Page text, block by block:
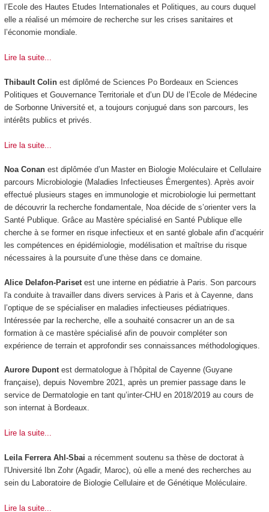
l’Ecole des Hautes Etudes Internationales et Politiques, au cours duquel
elle a réalisé un mémoire de recherche sur les crises sanitaires et
l’économie mondiale.
Lire la suite...
Thibault Colin est diplômé de Sciences Po Bordeaux en Sciences
Politiques et Gouvernance Territoriale et d’un DU de l’Ecole de Médecine
de Sorbonne Université et, a toujours conjugué dans son parcours, les
intérêts publics et privés.
Lire la suite...
Noa Conanest diplômée d’un Master en Biologie Moléculaire et Cellulaire
parcours Microbiologie (Maladies Infectieuses Émergentes). Après avoir
effectué plusieurs stages en immunologie et microbiologie lui permettant
de découvrir la recherche fondamentale, Noa décide de s’orienter vers la
Santé Publique. Grâce au Mastère spécialisé en Santé Publique elle
cherche à se former en risque infectieux et en santé globale afin d’acquérir
les compétences en épidémiologie, modélisation et maîtrise du risque
nécessaires à la poursuite d’une thèse dans ce domaine.
Alice Delafon-Pariset est une interne en pédiatrie à Paris. Son parcours
l'a conduite à travailler dans divers services à Paris et à Cayenne, dans
l’optique de se spécialiser en maladies infectieuses pédiatriques.
Intéressée par la recherche, elle a souhaité consacrer un an de sa
formation à ce mastère spécialisé afin de pouvoir compléter son
expérience de terrain et approfondir ses connaissances méthodologiques.
Aurore Dupont est dermatologue à l’hôpital de Cayenne (Guyane
française), depuis Novembre 2021, après un premier passage dans le
service de Dermatologie en tant qu’inter-CHU en 2018/2019 au cours de
son internat à Bordeaux.
Lire la suite...
Leila Ferrera Ahl-Sbai a récemment soutenu sa thèse de doctorat à
l'Université Ibn Zohr (Agadir, Maroc), où elle a mené des recherches au
sein du Laboratoire de Biologie Cellulaire et de Génétique Moléculaire.
Lire la suite...